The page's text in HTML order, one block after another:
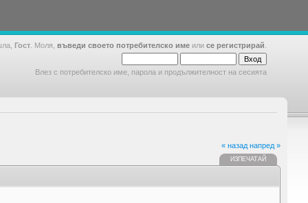
Гост . Моля, въведи своето потребителско име или се регистрирай
Влез с потребителско име, парола и продължителност на сесията
« назад напред »
ИЗПЕЧАТАЙ